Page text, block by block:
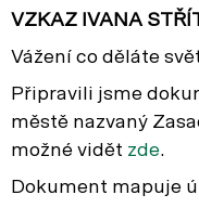
VZKAZ IVANA
Vážení co děláte
Připravili jsme
městě nazvaný
možné vidět zde.
Dokument mapuje